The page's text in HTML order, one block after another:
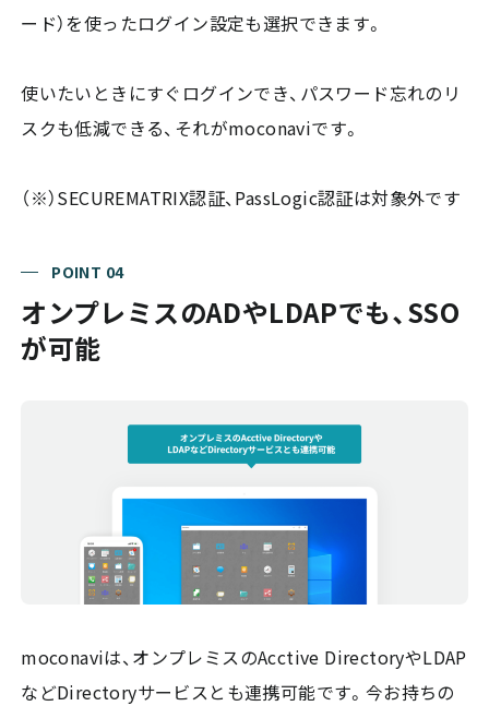
ード）を使ったログイン設定も選択できます。
使いたいときにすぐログインでき、パスワード忘れのリ
スクも低減できる、それがmoconaviです。
（※）SECUREMATRIX認証、PassLogic認証は対象外です
POINT 04
オンプレミスのADやLDAPでも、SSO
が可能
moconaviは、オンプレミスのAcctive DirectoryやLDAP
などDirectoryサービスとも連携可能です。今お持ちの